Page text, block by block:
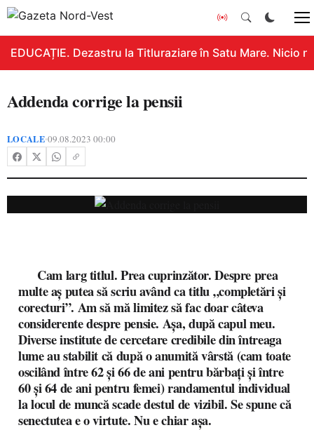
EDUCAȚIE. Dezastru la Titluraziare în Satu Mare. Nicio
Addenda corrige la pensii
LOCALE•09.08.2023 00:00
Cam larg titlul. Prea cuprinzător. Despre prea
multe aș putea să scriu având ca titlu „completări și
corecturi”. Am să mă limitez să fac doar câteva
considerente despre pensie. Așa, după capul meu.
Diverse institute de cercetare credibile din întreaga
lume au stabilit că după o anumită vârstă (cam toate
oscilând între 62 și 66 de ani pentru bărbați și între
60 și 64 de ani pentru femei) randamentul individual
la locul de muncă scade destul de vizibil. Se spune că
senectutea e o virtute. Nu e chiar așa.